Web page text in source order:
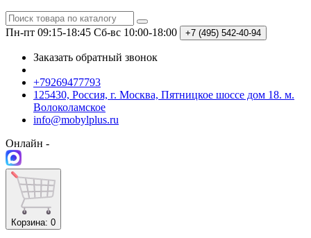
Пн-пт 09:15-18:45 Сб-вс 10:00-18:00 +7 (495) 542-40-94
Заказать обратный звонок
+79269477793
125430, Россия, г. Москва, Пятницкое шоссе дом 18. м.
Волоколамское
info@mobylplus.ru
Онлайн -
Корзина: 0